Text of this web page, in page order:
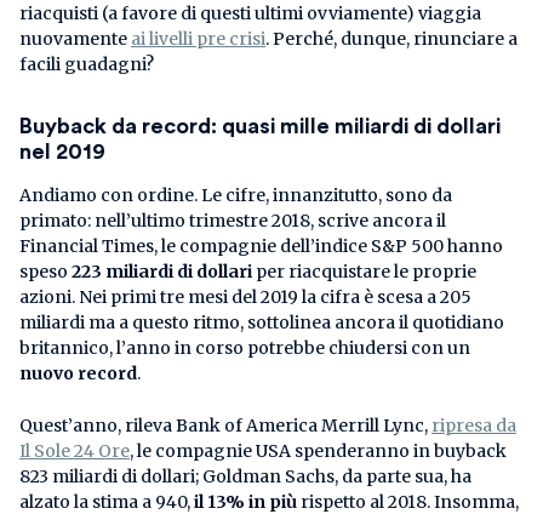
riacquisti (a favore di questi ultimi ovviamente) viaggia
nuovamente ai livelli pre crisi. Perché, dunque, rinunciare a
facili guadagni?
Buyback da record: quasi mille miliardi di dollari
nel 2019
Andiamo con ordine. Le cifre, innanzitutto, sono da
primato: nell’ultimo trimestre 2018, scrive ancora il
Financial Times, le compagnie dell’indice S&P 500 hanno
speso 223 miliardi di dollari per riacquistare le proprie
azioni. Nei primi tre mesi del 2019 la cifra è scesa a 205
miliardi ma a questo ritmo, sottolinea ancora il quotidiano
britannico, l’anno in corso potrebbe chiudersi con un
nuovo record.
Quest’anno, rileva Bank of America Merrill Lync, ripresa da
Il Sole 24 Ore, le compagnie USA spenderanno in buyback
823 miliardi di dollari; Goldman Sachs, da parte sua, ha
alzato la stima a 940,il 13% in più rispetto al 2018. Insomma,